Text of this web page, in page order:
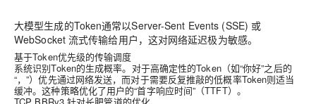
大模型生成的Token通常以Server-Sent Events (SSE) 或
WebSocket 流式传输给用户，这对网络延迟极为敏感。
基于Token优先级的传输调度
系统识别Token的生成概率。对于高确定性的Token（如“你好”之后的
“，”）优先通过网络发送，而对于需要反复推敲的低概率Token则适当
缓冲。这种策略优化了用户的“首字响应时间”（TTFT）。